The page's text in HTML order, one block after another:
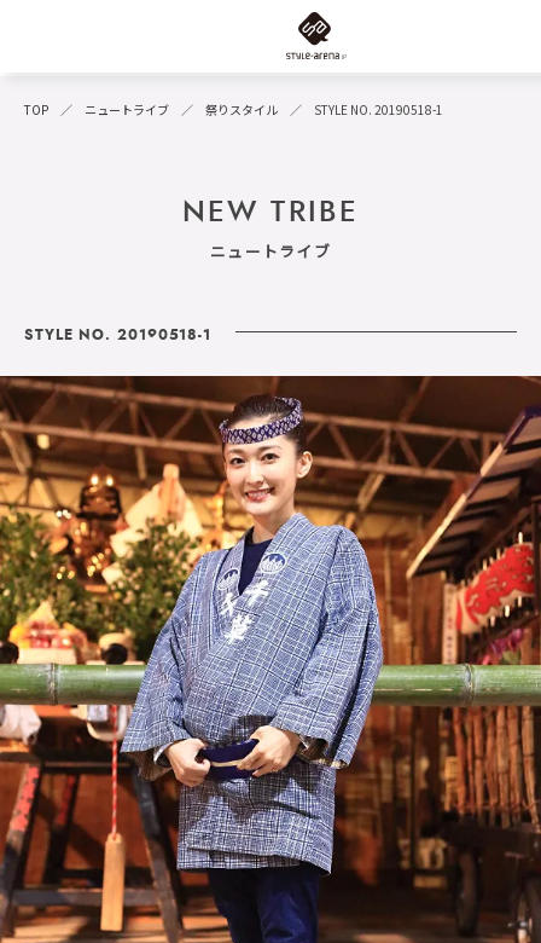
TOP ニュートライブ 祭りスタイル STYLE NO. 20190518-1
NEW TRIBE
ニュートライブ
STYLE NO. 20190518-1